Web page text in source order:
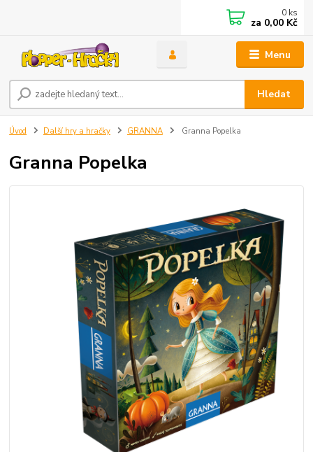
Menu
Hledat
0 ks
za 0,00 Kč
Úvod Další hry a hračky GRANNA Granna Popelka
Granna Popelka